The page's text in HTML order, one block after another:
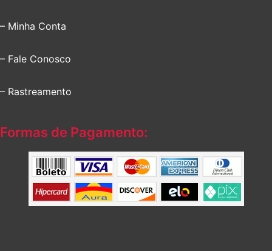
– Minha Conta
– Fale Conosco
– Rastreamento
Formas de Pagamento: